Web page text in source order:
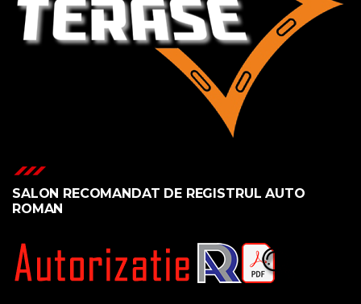
SALON RECOMANDAT DE REGISTRUL AUTO
ROMAN